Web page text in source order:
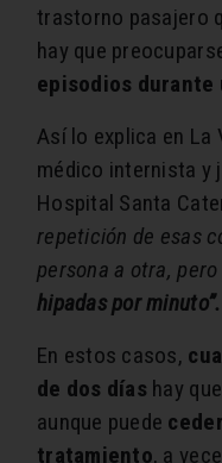
trastorno pasajero
hay que
episodios durante
Así lo explica en La
médico internista y
Hospital Santa
repetición de esas
persona a otra,
hipadas por minuto”.
En estos casos,
de dos días hay
aunque puede
tratamiento, a